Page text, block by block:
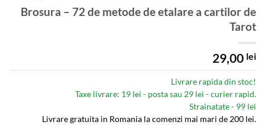
Brosura – 72 de metode de etalare a cartilor de
Tarot
29,00 lei
Livrare rapida din stoc!
Taxe livrare: 19 lei - posta sau 29 lei - curier rapid.
Strainatate - 99 lei
Livrare gratuita in Romania la comenzi mai mari de 200 lei.